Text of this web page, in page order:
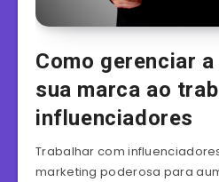
Como gerenciar
sua marca ao
influenciadores
Trabalhar com
marketing poderosa para